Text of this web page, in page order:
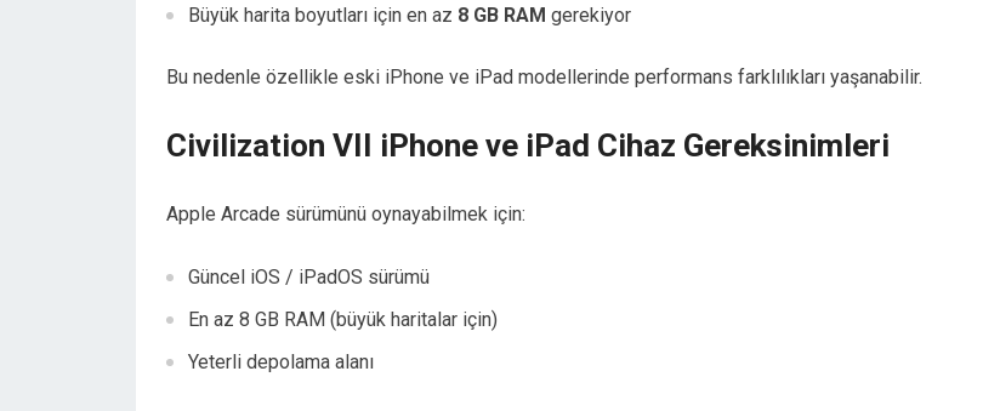
Büyük harita boyutları için en az 8 GB RAM gerekiyor
Bu nedenle özellikle eski iPhone ve iPad modellerinde performans farklılıkları yaşanabilir.
Civilization VII iPhone ve iPad Cihaz Gereksinimleri
Apple Arcade sürümünü oynayabilmek için:
Güncel iOS / iPadOS sürümü
En az 8 GB RAM (büyük haritalar için)
Yeterli depolama alanı